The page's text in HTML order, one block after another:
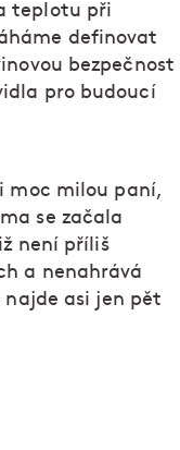
teplotu při
definovat
bezpečnost
pro budoucí
moc milou paní,
se začala
není příliš
a nenahrává
najde asi jen pět